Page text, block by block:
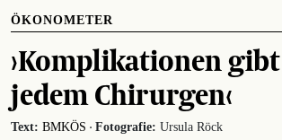
ÖKONOMETER
›Komplikationen gibt
jedem Chirurgen‹
Text: BMKÖS · Fotografie: Ursula Röck